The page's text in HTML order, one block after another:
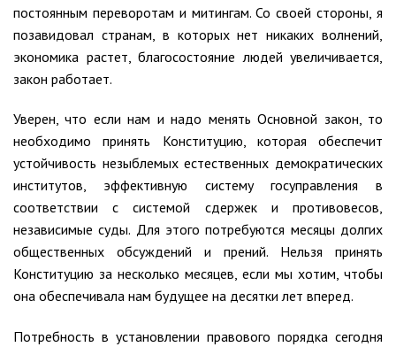
постоянным переворотам и митингам. Со своей стороны, я
позавидовал странам, в которых нет никаких волнений,
экономика растет, благосостояние людей увеличивается,
закон работает.
Уверен, что если нам и надо менять Основной закон, то
необходимо принять Конституцию, которая обеспечит
устойчивость незыблемых естественных демократических
институтов, эффективную систему госуправления в
соответствии с системой сдержек и противовесов,
независимые суды. Для этого потребуются месяцы долгих
общественных обсуждений и прений. Нельзя принять
Конституцию за несколько месяцев, если мы хотим, чтобы
она обеспечивала нам будущее на десятки лет вперед.
Потребность в установлении правового порядка сегодня